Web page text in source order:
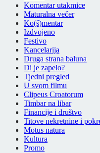
Komentar utakmice
Maturalna večer
Ko(š)mentar
Izdvojeno
Festivo
Kancelarija
Druga strana baluna
Di je zapelo?
Tjedni pregled
U svom filmu
Clipeus Croatorum
Timbar na libar
Financije i društvo
Titove nekretnine i
Motus natura
Kultura
Promo